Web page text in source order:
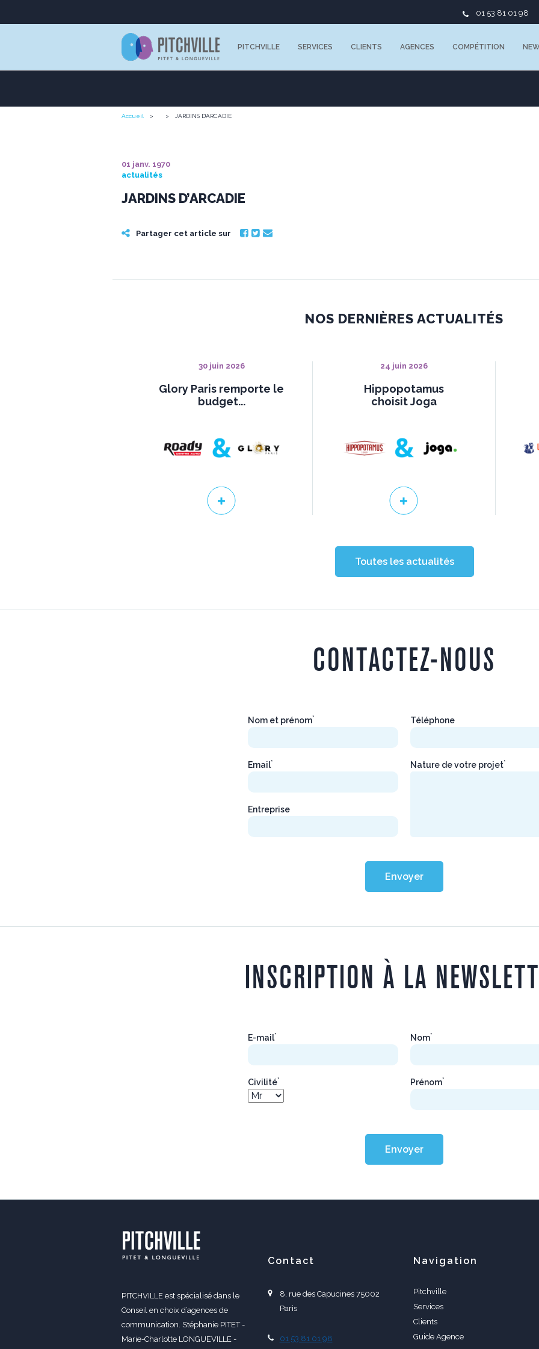
01 53 81 01 98
PITCHVILLE SERVICES CLIENTS AGENCES COMPÉTITION
Accueil JARDINS D’ARCADIE
01 janv. 1970
actualités
JARDINS D’ARCADIE
Partager cet article sur
NOS DERNIÈRES ACTUALITÉS
30 juin 2026
Glory Paris remporte le
budget...
24 juin 2026
Hippopotamus
choisit Joga
Toutes les actualités
CONTACTEZ-NOUS
Nom et prénom*
Email*
Entreprise
Téléphone
Nature de votre projet*
Envoyer
INSCRIPTION À LA
E-mail*
Civilité*
Nom*
Prénom*
Envoyer
PITCHVILLE est spécialisé dans le
Conseil en choix d’agences de
communication. Stéphanie PITET -
Marie-Charlotte LONGUEVILLE -
Contact
8, rue des Capucines 75002
Paris
01 53 81 01 98
Navigation
Pitchville
Services
Clients
Guide Agence